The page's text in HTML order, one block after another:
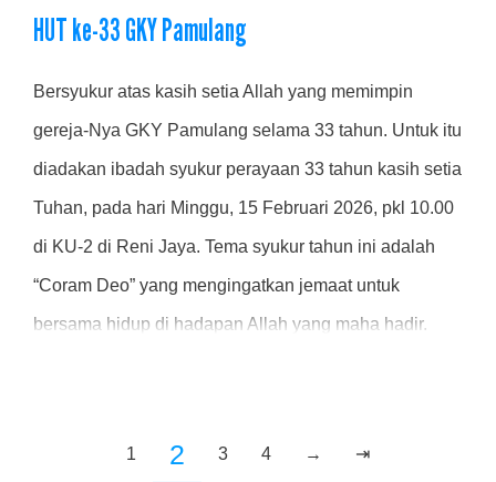
HUT ke-33 GKY Pamulang
Bersyukur atas kasih setia Allah yang memimpin
gereja-Nya GKY Pamulang selama 33 tahun. Untuk itu
diadakan ibadah syukur perayaan 33 tahun kasih setia
Tuhan, pada hari Minggu, 15 Februari 2026, pkl 10.00
di KU-2 di Reni Jaya. Tema syukur tahun ini adalah
“Coram Deo” yang mengingatkan jemaat untuk
bersama hidup di hadapan Allah yang maha hadir.
1 2 3 4 → ⇥